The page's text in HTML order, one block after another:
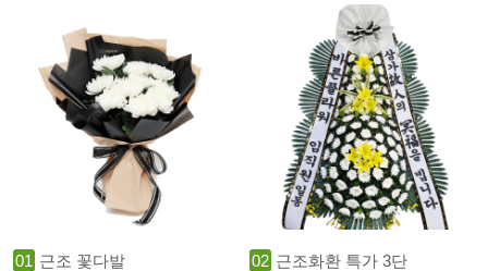
01 근조 꽃다발 02 근조화환 특가 3단